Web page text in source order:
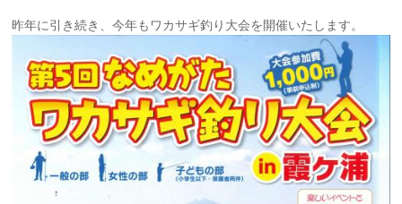
昨年に引き続き、今年もワカサギ釣り大会を開催いたします。